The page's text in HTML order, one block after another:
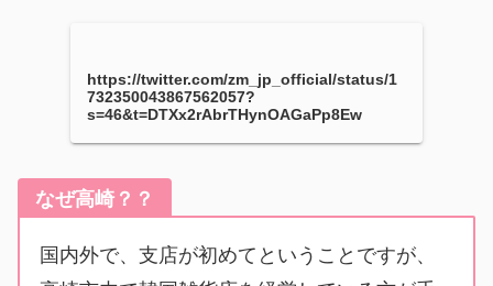
https://twitter.com/zm_jp_official/status/1
732350043867562057?
s=46&t=DTXx2rAbrTHynOAGaPp8Ew
なぜ高崎？？
国内外で、支店が初めてということですが、